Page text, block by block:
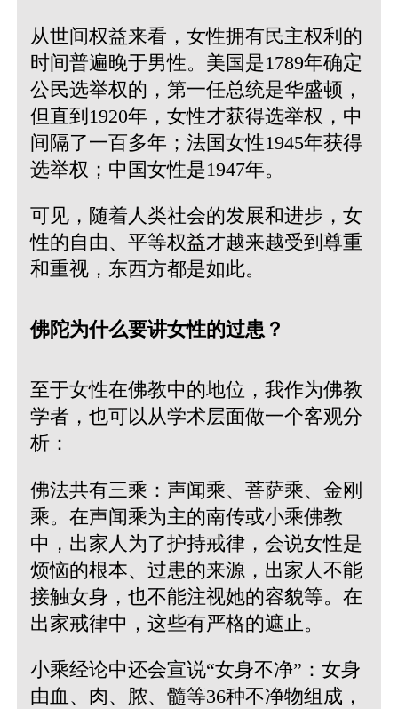
从世间权益来看，女性拥有民主权利的
时间普遍晚于男性。美国是1789年确定
公民选举权的，第一任总统是华盛顿，
但直到1920年，女性才获得选举权，中
间隔了一百多年；法国女性1945年获得
选举权；中国女性是1947年。
可见，随着人类社会的发展和进步，女
性的自由、平等权益才越来越受到尊重
和重视，东西方都是如此。
佛陀为什么要讲女性的过患？
至于女性在佛教中的地位，我作为佛教
学者，也可以从学术层面做一个客观分
析：
佛法共有三乘：声闻乘、菩萨乘、金刚
乘。在声闻乘为主的南传或小乘佛教
中，出家人为了护持戒律，会说女性是
烦恼的根本、过患的来源，出家人不能
接触女身，也不能注视她的容貌等。在
出家戒律中，这些有严格的遮止。
小乘经论中还会宣说“女身不净”：女身
由血、肉、脓、髓等36种不净物组成，